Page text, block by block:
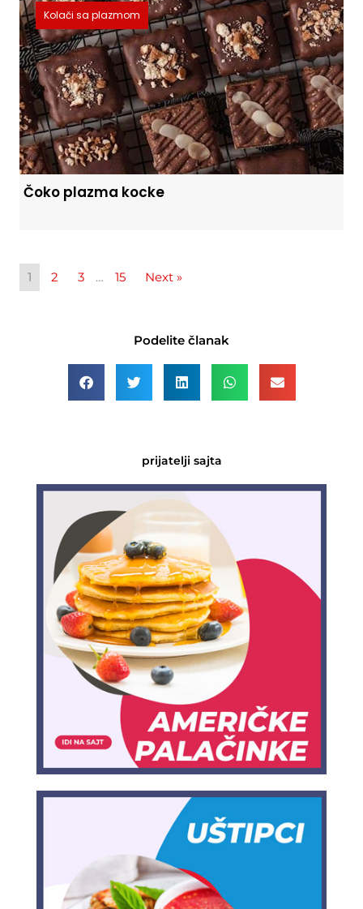
Kolači sa plazmom
Čoko plazma kocke
1 2 3 … 15 Next »
Podelite članak
prijatelji sajta